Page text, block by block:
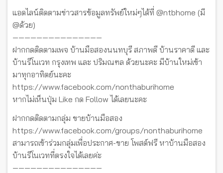
แอดไลน์ติดตามข่าวสารข้อมูลทรัพย์ใหม่ๆได้ที่ @ntbhome (มี
@ด้วย)
———————————————
ฝากกดติดตามเพจ บ้านมือสองนนทบุรี สภาพดี บ้านราคาดี และ
บ้านรีโนเวท กรุงเทพ และ ปริมณฑล ด้วยนะคะ มีบ้านใหม่เข้า
มาทุกอาทิตย์นะคะ
https://www.facebook.com/nonthaburihome
หากไม่เห็นปุ่ม Like กด Follow ได้เลยนะคะ
ฝากกดติดตามกลุ่ม ขายบ้านมือสอง
https://www.facebook.com/groups/nonthaburihome
สามารถเข้าร่วมกลุ่มเพื่อประกาศ-ขาย โพสต์ฟรี หาบ้านมือสอง
บ้านรีโนเวทที่ตรงใจได้เลยค่ะ
———————————————